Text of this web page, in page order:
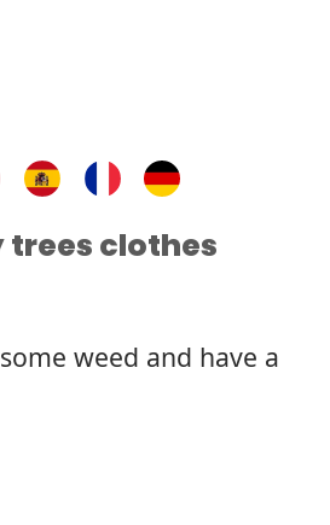
trees clothes
weed and have a